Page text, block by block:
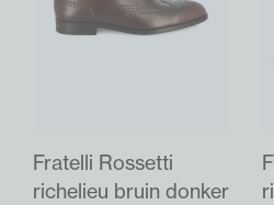
Fratelli Rossetti
richelieu bruin donker